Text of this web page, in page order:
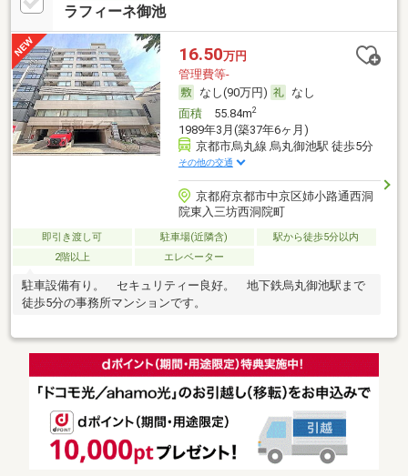
ラフィーネ御池
16.50万円
管理費等-
なし(90万円)
なし
面積55.84m2
1989年3月(築37年6ヶ月)
京都市烏丸線 烏丸御池駅 徒歩5分
その他の交通
京都府京都市中京区姉小路通西洞
院東入三坊西洞院町
即引き渡し可 駐車場(近隣含)
駅から徒歩5分以内
2階以上
エレベーター
駐車設備有り。 セキュリティー良好。 地下鉄烏丸御池駅まで
徒歩5分の事務所マンションです。